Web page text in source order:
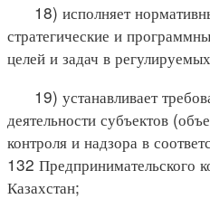
18) исполняет
стратегические и
целей и задач в
19) устанавливает
деятельности субъектов
контроля и надзора в
132 Предпринимательского
Казахстан;